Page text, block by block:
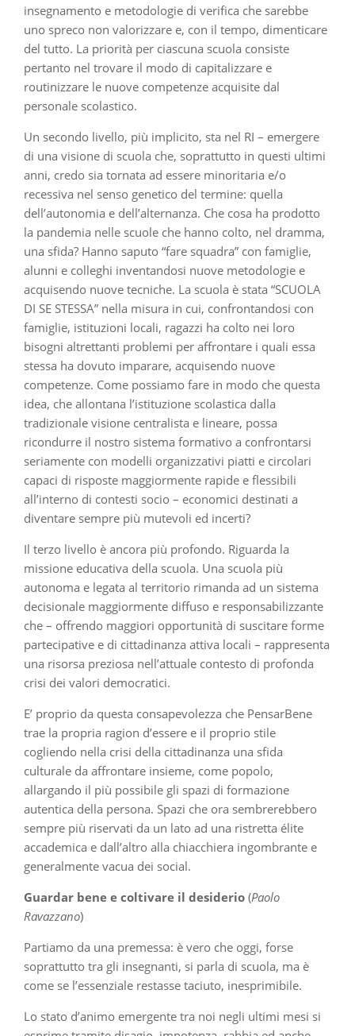
insegnamento e metodologie di verifica che sarebbe
uno spreco non valorizzare e, con il tempo, dimenticare
del tutto. La priorità per ciascuna scuola consiste
pertanto nel trovare il modo di capitalizzare e
routinizzare le nuove competenze acquisite dal
personale scolastico.
Un secondo livello, più implicito, sta nel RI – emergere
di una visione di scuola che, soprattutto in questi ultimi
anni, credo sia tornata ad essere minoritaria e/o
recessiva nel senso genetico del termine: quella
dell’autonomia e dell’alternanza. Che cosa ha prodotto
la pandemia nelle scuole che hanno colto, nel dramma,
una sfida? Hanno saputo “fare squadra” con famiglie,
alunni e colleghi inventandosi nuove metodologie e
acquisendo nuove tecniche. La scuola è stata “SCUOLA
DI SE STESSA” nella misura in cui, confrontandosi con
famiglie, istituzioni locali, ragazzi ha colto nei loro
bisogni altrettanti problemi per affrontare i quali essa
stessa ha dovuto imparare, acquisendo nuove
competenze. Come possiamo fare in modo che questa
idea, che allontana l’istituzione scolastica dalla
tradizionale visione centralista e lineare, possa
ricondurre il nostro sistema formativo a confrontarsi
seriamente con modelli organizzativi piatti e circolari
capaci di risposte maggiormente rapide e flessibili
all’interno di contesti socio – economici destinati a
diventare sempre più mutevoli ed incerti?
Il terzo livello è ancora più profondo. Riguarda la
missione educativa della scuola. Una scuola più
autonoma e legata al territorio rimanda ad un sistema
decisionale maggiormente diffuso e responsabilizzante
che – offrendo maggiori opportunità di suscitare forme
partecipative e di cittadinanza attiva locali – rappresenta
una risorsa preziosa nell’attuale contesto di profonda
crisi dei valori democratici.
E’ proprio da questa consapevolezza che PensarBene
trae la propria ragion d’essere e il proprio stile
cogliendo nella crisi della cittadinanza una sfida
culturale da affrontare insieme, come popolo,
allargando il più possibile gli spazi di formazione
autentica della persona. Spazi che ora sembrerebbero
sempre più riservati da un lato ad una ristretta élite
accademica e dall’altro alla chiacchiera ingombrante e
generalmente vacua dei social.
Guardar bene e coltivare il desiderio (Paolo
Ravazzano)
Partiamo da una premessa: è vero che oggi, forse
soprattutto tra gli insegnanti, si parla di scuola, ma è
come se l’essenziale restasse taciuto, inesprimibile.
Lo stato d’animo emergente tra noi negli ultimi mesi si